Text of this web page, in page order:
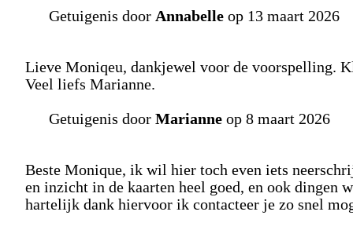
Getuigenis door Annabelle op 13 maart 2026
Lieve Moniqeu, dankjewel voor de voorspelling.
Veel liefs Marianne.
Getuigenis door Marianne op 8 maart 2026
Beste Monique, ik wil hier toch even iets
en inzicht in de kaarten heel goed, en ook dingen
hartelijk dank hiervoor ik contacteer je zo snel